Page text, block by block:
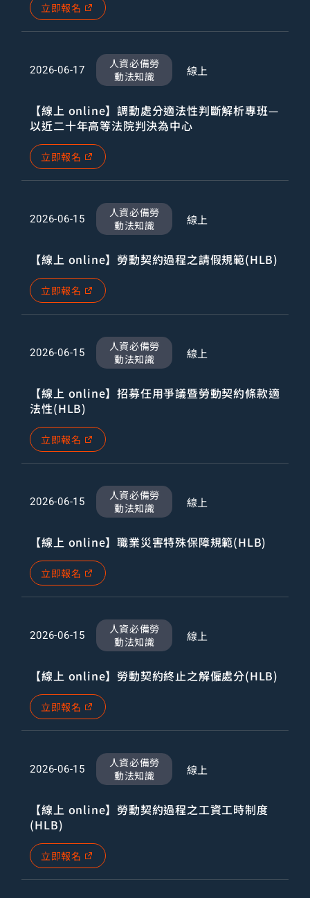
立即報名
2026-06-17
人資必備勞
動法知識
線上
【線上 online】調動處分適法性判斷解析專班—
以近二十年高等法院判決為中心
立即報名
2026-06-15
人資必備勞
動法知識
線上
【線上 online】勞動契約過程之請假規範(HLB)
立即報名
2026-06-15
人資必備勞
動法知識
線上
【線上 online】招募任用爭議暨勞動契約條款適
法性(HLB)
立即報名
2026-06-15
人資必備勞
動法知識
線上
【線上 online】職業災害特殊保障規範(HLB)
立即報名
2026-06-15
人資必備勞
動法知識
線上
【線上 online】勞動契約終止之解僱處分(HLB)
立即報名
2026-06-15
人資必備勞
動法知識
線上
【線上 online】勞動契約過程之工資工時制度
(HLB)
立即報名